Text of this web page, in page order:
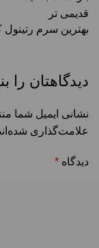
قدیمی تر
بهترین سرم
دیدگاهتان را
نشانی ایمیل شما
علامت‌گذاری
دیدگاه *